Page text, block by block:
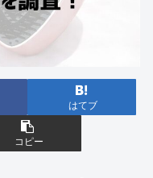
はてブ
コピー